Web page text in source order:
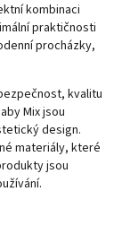
kombinaci
praktičnosti
procházky,
kvalitu
Mix jsou
design.
materiály, které
jsou